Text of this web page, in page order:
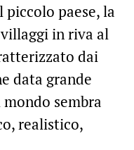
paese, la
in riva al
dai
data grande
sembra
realistico,